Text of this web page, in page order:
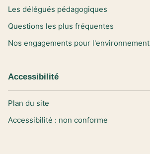
Les délégués pédagogiques
Questions les plus fréquentes
Nos engagements pour l'environnement
Accessibilité
Plan du site
Accessibilité : non conforme